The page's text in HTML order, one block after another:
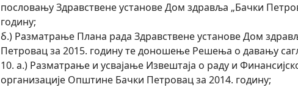
пословању Здравствене установе Дом здравља „Бачки
годину;
б.) Разматрање Плана рада Здравствене установе Дом
Петровац за 2015. годину те доношење Решења о давању
10. а.) Разматрање и усвајање Извештаја о раду и
организације Општине Бачки Петровац за 2014. годину;